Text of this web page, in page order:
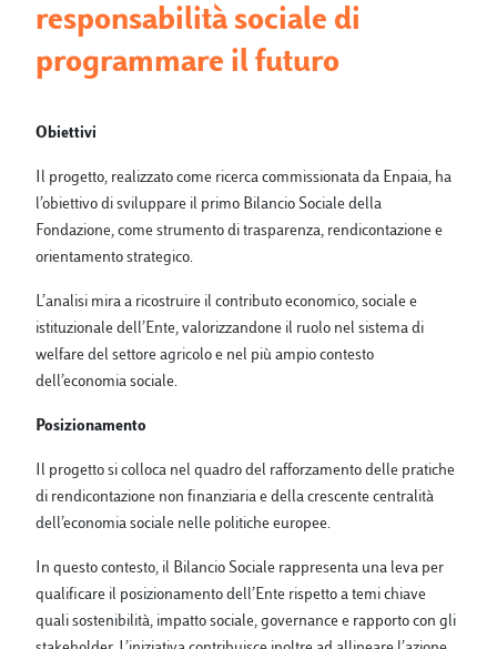
responsabilità sociale di
programmare il futuro
Obiettivi
Il progetto, realizzato come ricerca commissionata da Enpaia, ha
l’obiettivo di sviluppare il primo Bilancio Sociale della
Fondazione, come strumento di trasparenza, rendicontazione e
orientamento strategico.
L’analisi mira a ricostruire il contributo economico, sociale e
istituzionale dell’Ente, valorizzandone il ruolo nel sistema di
welfare del settore agricolo e nel più ampio contesto
dell’economia sociale.
Posizionamento
Il progetto si colloca nel quadro del rafforzamento delle pratiche
di rendicontazione non finanziaria e della crescente centralità
dell’economia sociale nelle politiche europee.
In questo contesto, il Bilancio Sociale rappresenta una leva per
qualificare il posizionamento dell’Ente rispetto a temi chiave
quali sostenibilità, impatto sociale, governance e rapporto con gli